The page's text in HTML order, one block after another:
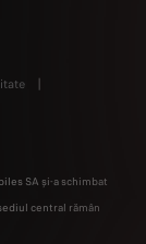
SA și-a schimbat
central rămân